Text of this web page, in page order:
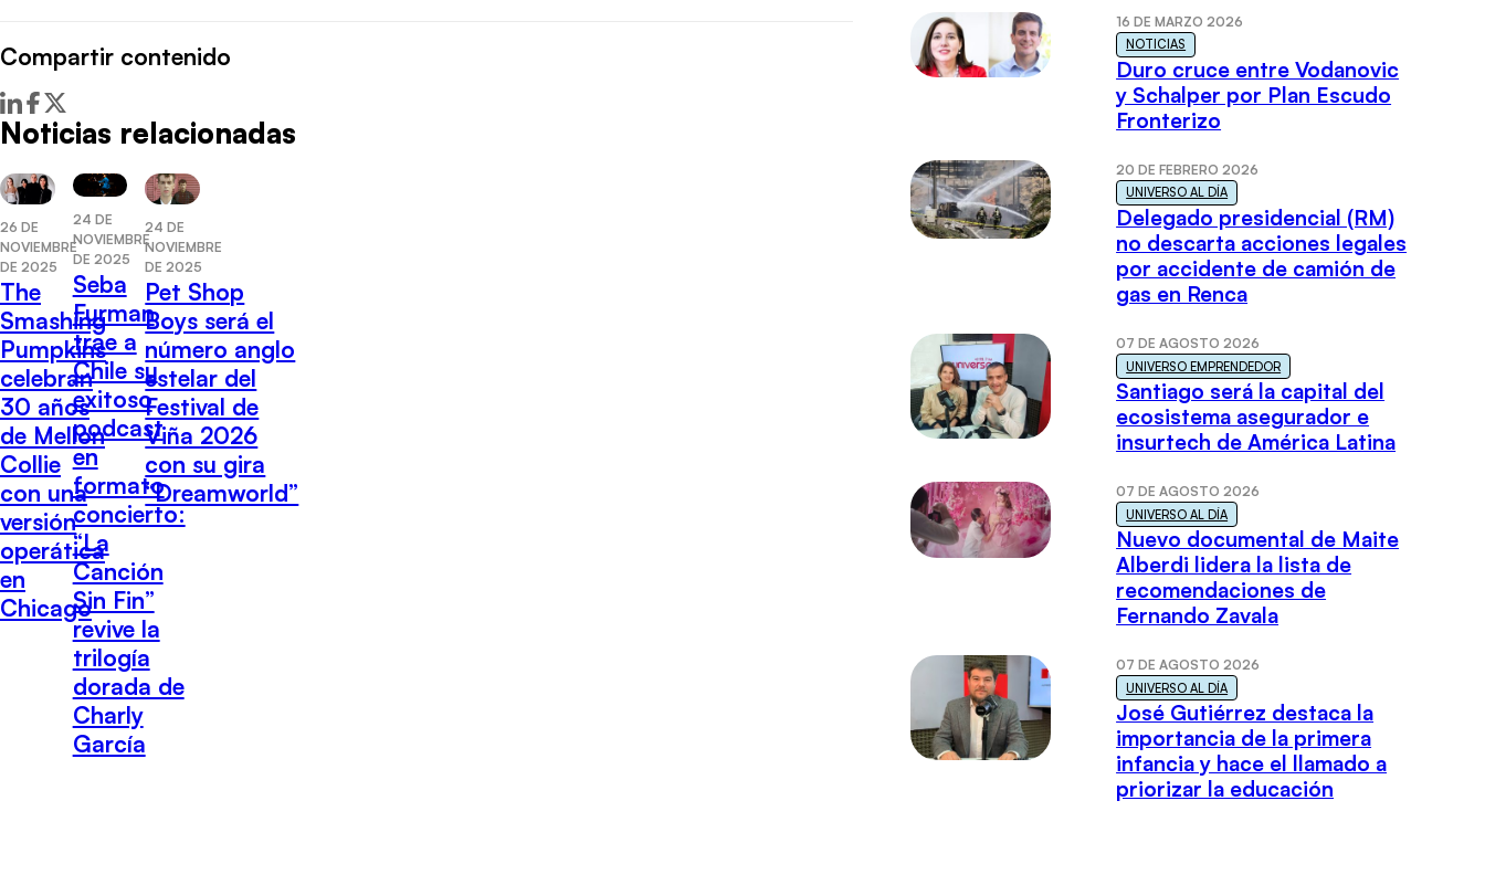
Compartir contenido
Noticias relacionadas
26 DE
NOVIEMBRE
DE 2025
The
Smashing
Pumpkins
celebran
30 años
de Mellon
Collie
con una
versión
operática
en
Chicago
24 DE
NOVIEMBRE
DE 2025
Seba
Furman
trae a
Chile su
exitoso
podcast
en
formato
concierto:
“La
Canción
Sin Fin”
revive la
trilogía
dorada de
Charly
García
24 DE
NOVIEMBRE
DE 2025
Pet Shop
Boys será el
número anglo
estelar del
Festival de
Viña 2026
con su gira
“Dreamworld”
16 DE MARZO 2026
NOTICIAS
Duro cruce entre Vodanovic
y Schalper por Plan Escudo
Fronterizo
20 DE FEBRERO 2026
UNIVERSO AL DÍA
Delegado presidencial (RM)
no descarta acciones legales
por accidente de camión de
gas en Renca
07 DE AGOSTO 2026
UNIVERSO EMPRENDEDOR
Santiago será la capital del
ecosistema asegurador e
insurtech de América Latina
07 DE AGOSTO 2026
UNIVERSO AL DÍA
Nuevo documental de Maite
Alberdi lidera la lista de
recomendaciones de
Fernando Zavala
07 DE AGOSTO 2026
UNIVERSO AL DÍA
José Gutiérrez destaca la
importancia de la primera
infancia y hace el llamado a
priorizar la educación